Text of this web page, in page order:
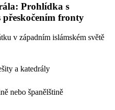
Prohlídka s
přeskočením fronty
v západním islámském světě
a katedrály
nebo španělštině